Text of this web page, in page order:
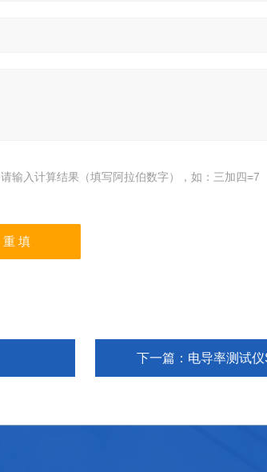
请输入计算结果（填写阿拉伯数字），如：三加四=7
下一篇： 电导率测试